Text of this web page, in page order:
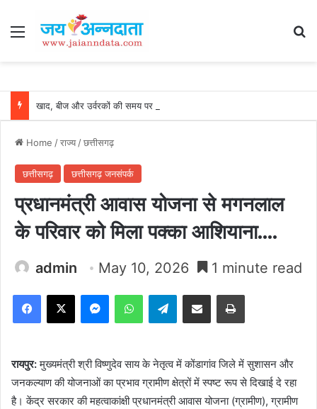
Menu
Home /राज्य/छत्तीसगढ़
छत्तीसगढ़ छत्तीसगढ़ जनसंपर्क
प्रधानमंत्री आवास योजना से मगनलाल
के परिवार को मिला पक्का आशियाना….
admin May 10, 2026 1 minute read
Facebook
X MessengerWhatsAppTelegramShare via Email Print
रायपुर:मुख्यमंत्री श्री विष्णुदेव साय के नेतृत्व में कोंडागांव जिले में सुशासन और
जनकल्याण की योजनाओं का प्रभाव ग्रामीण क्षेत्रों में स्पष्ट रूप से दिखाई दे रहा
है। केंद्र सरकार की महत्वाकांक्षी प्रधानमंत्री आवास योजना (ग्रामीण), ग्रामीण